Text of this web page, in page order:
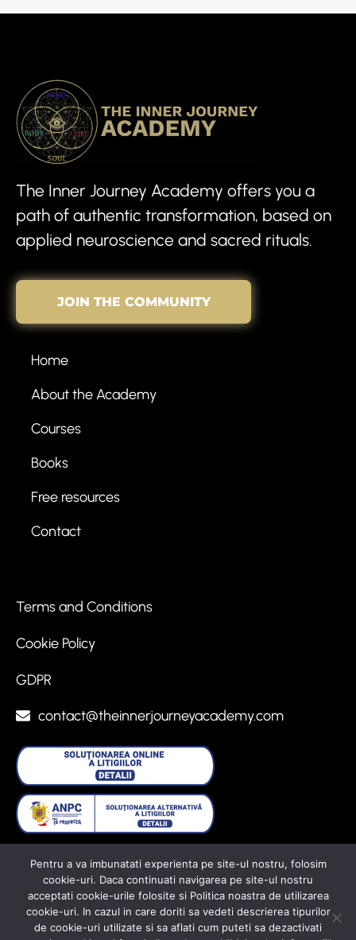
The Inner Journey Academy offers you a
path of authentic transformation, based on
applied neuroscience and sacred rituals.
JOIN THE COMMUNITY
Home
About the Academy
Courses
Books
Free resources
Contact
Terms and Conditions
Cookie Policy
GDPR
contact@theinnerjourneyacademy.com
© 2025 TheInnerJourneyAcademy. All rights
reserved.
Pentru a va imbunatati experienta pe site-ul nostru, folosim
cookie-uri. Daca continuati navigarea pe site-ul nostru
acceptati cookie-urile folosite si Politica noastra de utilizarea
cookie-uri. In cazul in care doriti sa vedeti descrierea tipurilor
de cookie-uri utilizate si sa aflati cum puteti sa dezactivati